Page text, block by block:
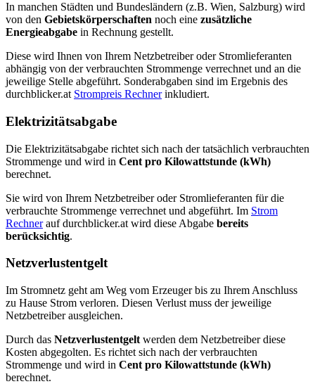
In manchen Städten und Bundesländern (z.B. Wien, Salzburg) wird
von den Gebietskörperschaften noch eine zusätzliche
Energieabgabe in Rechnung gestellt.
Diese wird Ihnen von Ihrem Netzbetreiber oder Stromlieferanten
abhängig von der verbrauchten Strommenge verrechnet und an die
jeweilige Stelle abgeführt. Sonderabgaben sind im Ergebnis des
durchblicker.at Strompreis Rechnerinkludiert.
Elektrizitätsabgabe
Die Elektrizitätsabgabe richtet sich nach der tatsächlich verbrauchten
Strommenge und wird in Cent pro Kilowattstunde (kWh)
berechnet.
Sie wird von Ihrem Netzbetreiber oder Stromlieferanten für die
verbrauchte Strommenge verrechnet und abgeführt. Im Strom
Rechnerauf durchblicker.at wird diese Abgabe bereits
berücksichtig.
Netzverlustentgelt
Im Stromnetz geht am Weg vom Erzeuger bis zu Ihrem Anschluss
zu Hause Strom verloren. Diesen Verlust muss der jeweilige
Netzbetreiber ausgleichen.
Durch das Netzverlustentgelt werden dem Netzbetreiber diese
Kosten abgegolten. Es richtet sich nach der verbrauchten
Strommenge und wird in Cent pro Kilowattstunde (kWh)
berechnet.